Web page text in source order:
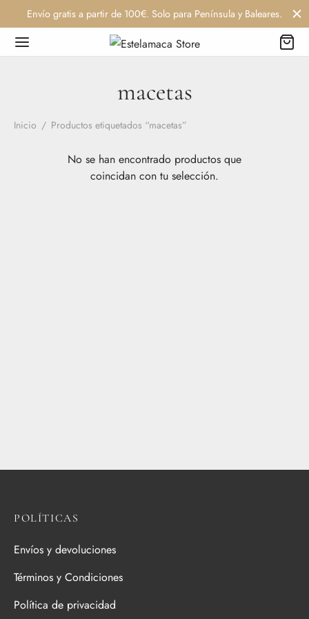
Envío gratis a partir de 100€. Solo para Península y Baleares.
macetas
Inicio / Productos etiquetados “macetas”
No se han encontrado productos que
coincidan con tu selección.
POLÍTICAS
Envíos y devoluciones
Términos y Condiciones
Política de privacidad